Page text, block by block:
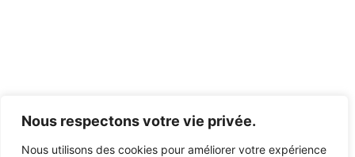
Nous respectons votre vie privée.
Nous utilisons des cookies pour améliorer votre expérience